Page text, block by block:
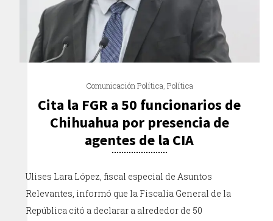
Comunicación Política, Política
Cita la FGR a 50 funcionarios de
Chihuahua por presencia de
agentes de la CIA
Ulises Lara López, fiscal especial de Asuntos
Relevantes, informó que la Fiscalía General de la
República citó a declarar a alrededor de 50